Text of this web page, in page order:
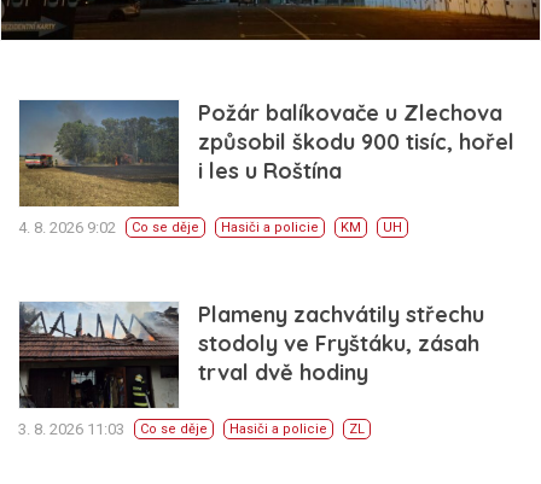
Požár balíkovače u Zlechova
způsobil škodu 900 tisíc, hořel
i les u Roštína
4. 8. 2026 9:02 Co se děje Hasiči a policie KM UH
Plameny zachvátily střechu
stodoly ve Fryštáku, zásah
trval dvě hodiny
3. 8. 2026 11:03 Co se děje Hasiči a policie ZL